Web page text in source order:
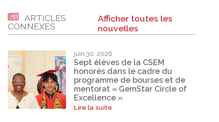
ARTICLES
CONNEXES
Afficher toutes les
nouvelles
juin 30, 2026
Sept élèves de la CSEM
honorés dans le cadre du
programme de bourses et de
mentorat « GemStar Circle of
Excellence »
Lire la suite